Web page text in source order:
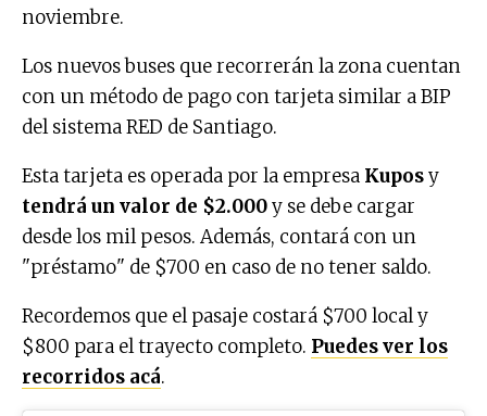
noviembre.
Los nuevos buses que recorrerán la zona cuentan
con un método de pago con tarjeta similar a BIP
del sistema RED de Santiago.
Esta tarjeta es operada por la empresa Kuposy
tendrá un valor de $2.000y se debe cargar
desde los mil pesos. Además, contará con un
"préstamo" de $700 en caso de no tener saldo.
Recordemos que el pasaje costará $700 local y
$800 para el trayecto completo. Puedes ver los
recorridos acá.